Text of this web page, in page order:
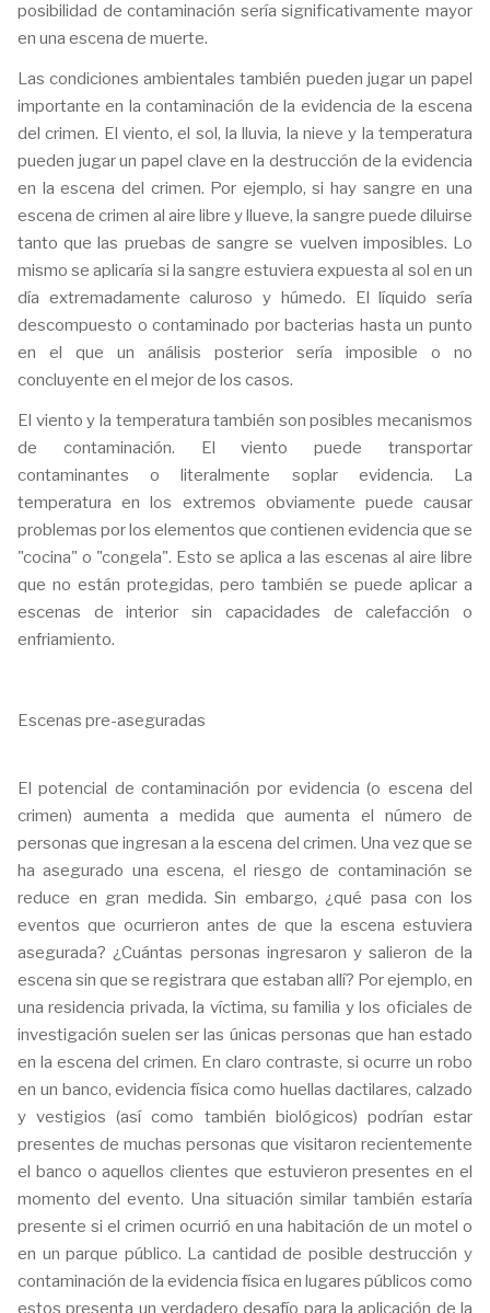
posibilidad de contaminación sería significativamente mayor
en una escena de muerte.
Las condiciones ambientales también pueden jugar un papel
importante en la contaminación de la evidencia de la escena
del crimen. El viento, el sol, la lluvia, la nieve y la temperatura
pueden jugar un papel clave en la destrucción de la evidencia
en la escena del crimen. Por ejemplo, si hay sangre en una
escena de crimen al aire libre y llueve, la sangre puede diluirse
tanto que las pruebas de sangre se vuelven imposibles. Lo
mismo se aplicaría si la sangre estuviera expuesta al sol en un
día extremadamente caluroso y húmedo. El líquido sería
descompuesto o contaminado por bacterias hasta un punto
en el que un análisis posterior sería imposible o no
concluyente en el mejor de los casos.
El viento y la temperatura también son posibles mecanismos
de contaminación. El viento puede transportar
contaminantes o literalmente soplar evidencia. La
temperatura en los extremos obviamente puede causar
problemas por los elementos que contienen evidencia que se
"cocina" o "congela". Esto se aplica a las escenas al aire libre
que no están protegidas, pero también se puede aplicar a
escenas de interior sin capacidades de calefacción o
enfriamiento.
Escenas pre-aseguradas
El potencial de contaminación por evidencia (o escena del
crimen) aumenta a medida que aumenta el número de
personas que ingresan a la escena del crimen. Una vez que se
ha asegurado una escena, el riesgo de contaminación se
reduce en gran medida. Sin embargo, ¿qué pasa con los
eventos que ocurrieron antes de que la escena estuviera
asegurada? ¿Cuántas personas ingresaron y salieron de la
escena sin que se registrara que estaban allí? Por ejemplo, en
una residencia privada, la víctima, su familia y los oficiales de
investigación suelen ser las únicas personas que han estado
en la escena del crimen. En claro contraste, si ocurre un robo
en un banco, evidencia física como huellas dactilares, calzado
y vestigios (así como también biológicos) podrían estar
presentes de muchas personas que visitaron recientemente
el banco o aquellos clientes que estuvieron presentes en el
momento del evento. Una situación similar también estaría
presente si el crimen ocurrió en una habitación de un motel o
en un parque público. La cantidad de posible destrucción y
contaminación de la evidencia física en lugares públicos como
estos presenta un verdadero desafío para la aplicación de la